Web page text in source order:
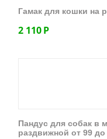
Гамак для кошки на
2 110Р
Пандус для собак в
раздвижной от 99